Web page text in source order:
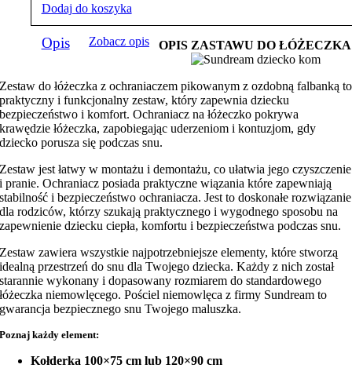
wynosiła:
0,00zł.
wynosi:
0,00zł.
Dodaj do koszyka
Opis Zobacz opis OPIS ZASTAWU DO ŁÓŻECZKA
Zestaw do łóżeczka z ochraniaczem pikowanym z ozdobną falbanką to
praktyczny i funkcjonalny zestaw, który zapewnia dziecku
bezpieczeństwo i komfort. Ochraniacz na łóżeczko pokrywa
krawędzie łóżeczka, zapobiegając uderzeniom i kontuzjom, gdy
dziecko porusza się podczas snu.
Zestaw jest łatwy w montażu i demontażu, co ułatwia jego czyszczenie
i pranie. Ochraniacz posiada praktyczne wiązania które zapewniają
stabilność i bezpieczeństwo ochraniacza. Jest to doskonałe rozwiązanie
dla rodziców, którzy szukają praktycznego i wygodnego sposobu na
zapewnienie dziecku ciepła, komfortu i bezpieczeństwa podczas snu.
Zestaw zawiera wszystkie najpotrzebniejsze elementy, które stworzą
idealną przestrzeń do snu dla Twojego dziecka. Każdy z nich został
starannie wykonany i dopasowany rozmiarem do standardowego
łóżeczka niemowlęcego. Pościel niemowlęca z firmy Sundream to
gwarancja bezpiecznego snu Twojego maluszka.
Poznaj każdy element:
Kołderka 100×75 cm lub 120×90 cm